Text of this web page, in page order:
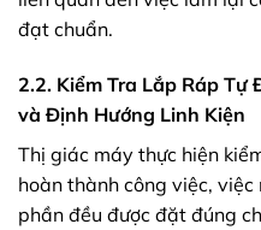
đạt chuẩn.
2.2. Kiểm Tra Lắp Ráp Tự
và Định Hướng Linh Kiện
Thị giác máy thực hiện
hoàn thành công việc,
phần đều được đặt đúng